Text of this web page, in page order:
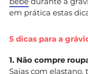
em prática estas
5 dicas para a
1. Não compre
Saias com elastano,